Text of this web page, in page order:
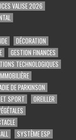
VALISE 2026
DÉCORATION
GESTION FINANCES
TECHNOLOGIQUES
DE PARKINSON
SPORT
OREILLER
SYSTÈME ESP